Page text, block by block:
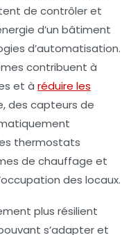
de contrôler et
d’un bâtiment
d’automatisation.
contribuent à
et à réduire les
des capteurs de
thermostats
de chauffage et
des locaux.
plus résilient
s’adapter et